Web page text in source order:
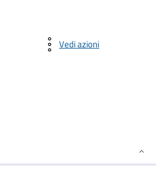
Vedi azioni